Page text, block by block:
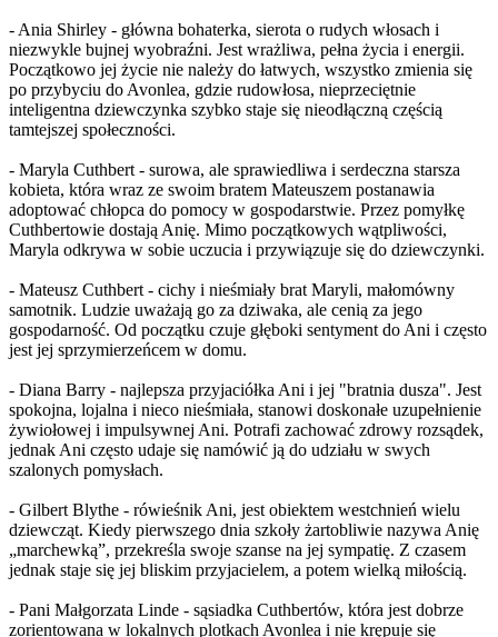
- Ania Shirley - główna bohaterka, sierota o rudych włosach i
niezwykle bujnej wyobraźni. Jest wrażliwa, pełna życia i energii.
Początkowo jej życie nie należy do łatwych, wszystko zmienia się
po przybyciu do Avonlea, gdzie rudowłosa, nieprzeciętnie
inteligentna dziewczynka szybko staje się nieodłączną częścią
tamtejszej społeczności.
- Maryla Cuthbert - surowa, ale sprawiedliwa i serdeczna starsza
kobieta, która wraz ze swoim bratem Mateuszem postanawia
adoptować chłopca do pomocy w gospodarstwie. Przez pomyłkę
Cuthbertowie dostają Anię. Mimo początkowych wątpliwości,
Maryla odkrywa w sobie uczucia i przywiązuje się do dziewczynki.
- Mateusz Cuthbert - cichy i nieśmiały brat Maryli, małomówny
samotnik. Ludzie uważają go za dziwaka, ale cenią za jego
gospodarność. Od początku czuje głęboki sentyment do Ani i często
jest jej sprzymierzeńcem w domu.
- Diana Barry - najlepsza przyjaciółka Ani i jej "bratnia dusza". Jest
spokojna, lojalna i nieco nieśmiała, stanowi doskonałe uzupełnienie
żywiołowej i impulsywnej Ani. Potrafi zachować zdrowy rozsądek,
jednak Ani często udaje się namówić ją do udziału w swych
szalonych pomysłach.
- Gilbert Blythe - rówieśnik Ani, jest obiektem westchnień wielu
dziewcząt. Kiedy pierwszego dnia szkoły żartobliwie nazywa Anię
„marchewką”, przekreśla swoje szanse na jej sympatię. Z czasem
jednak staje się jej bliskim przyjacielem, a potem wielką miłością.
- Pani Małgorzata Linde - sąsiadka Cuthbertów, która jest dobrze
zorientowana w lokalnych plotkach Avonlea i nie krępuje się